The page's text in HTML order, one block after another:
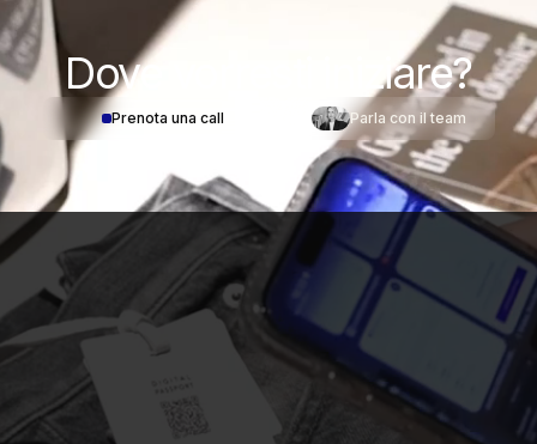
Dove vorresti iniziare?
Prenota una call Parla con il team